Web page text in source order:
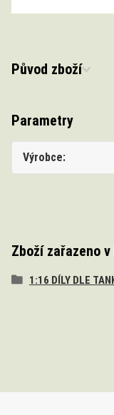
Původ zboží
Parametry
Výrobce
Zboží zařazeno
1:16 DÍLY DLE